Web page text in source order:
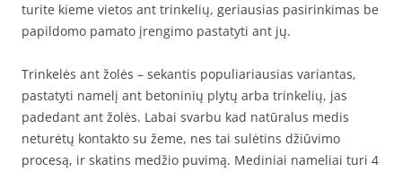
turite kieme vietos ant trinkelių, geriausias pasirinkimas be
papildomo pamato įrengimo pastatyti ant jų.
Trinkelės ant žolės – sekantis populiariausias variantas,
pastatyti namelį ant betoninių plytų arba trinkelių, jas
padedant ant žolės. Labai svarbu kad natūralus medis
neturėtų kontakto su žeme, nes tai sulėtins džiūvimo
procesą, ir skatins medžio puvimą. Mediniai nameliai turi 4